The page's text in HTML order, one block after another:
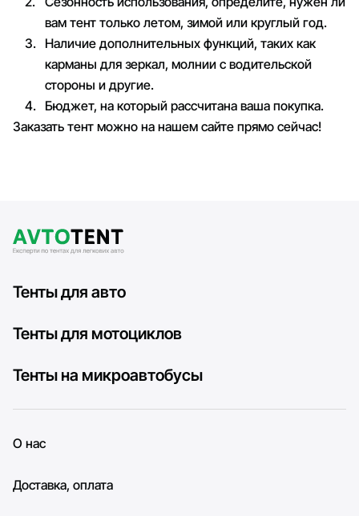
вам тент только летом, зимой или круглый год.
Наличие дополнительных функций, таких как
карманы для зеркал, молнии с водительской
стороны и другие.
Бюджет, на который рассчитана ваша покупка.
Заказать тент можно на нашем сайте прямо сейчас!
Тенты для авто
Тенты для мотоциклов
Тенты на микроавтобусы
О нас
Доставка, оплата